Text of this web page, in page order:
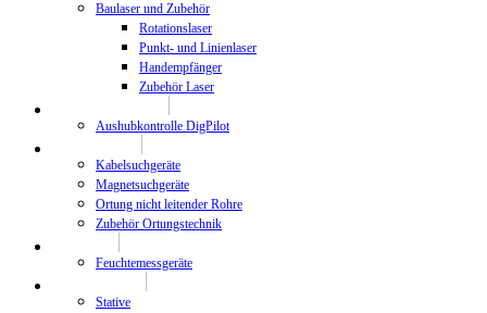
Baulaser und Zubehör
Rotationslaser
Punkt- und Linienlaser
Handempfänger
Zubehör Laser
Aushubkontrolle DigPilot
Kabelsuchgeräte
Magnetsuchgeräte
Ortung nicht leitender Rohre
Zubehör Ortungstechnik
Feuchtemessgeräte
Stative